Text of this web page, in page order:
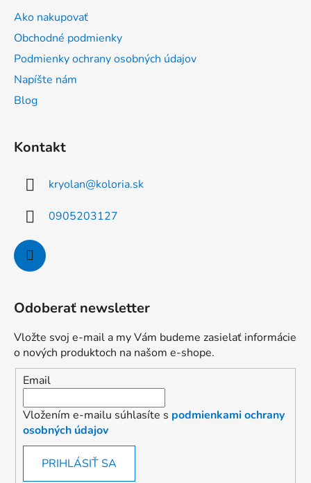
Ako nakupovať
Obchodné podmienky
Podmienky ochrany osobných údajov
Napíšte nám
Blog
Kontakt
kryolan@koloria.sk
0905203127
Odoberať newsletter
Vložte svoj e-mail a my Vám budeme zasielať informácie
o nových produktoch na našom e-shope.
Email
Vložením e-mailu súhlasíte s podmienkami ochrany
osobných údajov
PRIHLÁSIŤ SA